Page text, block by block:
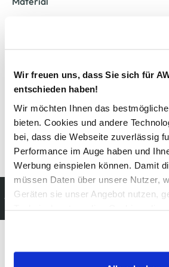
Wir freuen uns, dass Sie sich für
entschieden haben!
Wir möchten Ihnen das
bieten. Cookies und andere
bei, dass die Webseite zuverlässig
Performance im Auge haben und
Werbung einspielen können. Damit
müssen Daten über unsere Nutzer,
Geräten sie unser Angebot nutzen,
werden, werden bei der Nutzung der
Fall gesetzt. Cookies von
Trackingzwecke werden nur dann
,
Pflegehinweise
Details zur Produktsicherheit anzeigen
Kostenfreie